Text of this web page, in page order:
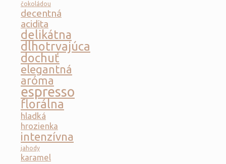
čokoládou
decentná
acidita
delikátna
dlhotrvajúca
dochuť
elegantná
aróma
espresso
florálna
hladká
hrozienka
intenzívna
jahody
karamel